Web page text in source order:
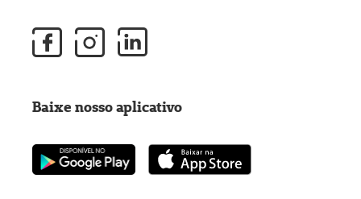
Baixe nosso aplicativo